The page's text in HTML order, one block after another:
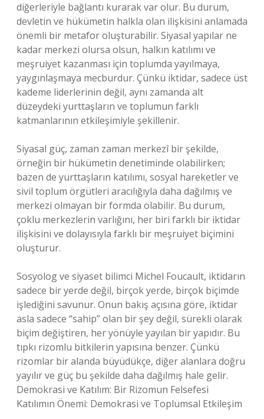
diğerleriyle bağlantı kurarak var olur. Bu durum,
devletin ve hükümetin halkla olan ilişkisini anlamada
önemli bir metafor oluşturabilir. Siyasal yapılar ne
kadar merkezi olursa olsun, halkın katılımı ve
meşruiyet kazanması için toplumda yayılmaya,
yaygınlaşmaya mecburdur. Çünkü iktidar, sadece üst
kademe liderlerinin değil, aynı zamanda alt
düzeydeki yurttaşların ve toplumun farklı
katmanlarının etkileşimiyle şekillenir.
Siyasal güç, zaman zaman merkezî bir şekilde,
örneğin bir hükümetin denetiminde olabilirken;
bazen de yurttaşların katılımı, sosyal hareketler ve
sivil toplum örgütleri aracılığıyla daha dağılmış ve
merkezi olmayan bir formda olabilir. Bu durum,
çoklu merkezlerin varlığını, her biri farklı bir iktidar
ilişkisini ve dolayısıyla farklı bir meşruiyet biçimini
oluşturur.
Sosyolog ve siyaset bilimci Michel Foucault, iktidarın
sadece bir yerde değil, birçok yerde, birçok biçimde
işlediğini savunur. Onun bakış açısına göre, iktidar
asla sadece “sahip” olan bir şey değil, sürekli olarak
biçim değiştiren, her yönüyle yayılan bir yapıdır. Bu
tıpkı rizomlu bitkilerin yapısına benzer. Çünkü
rizomlar bir alanda büyüdükçe, diğer alanlara doğru
yayılır ve güç bu şekilde daha dağılmış hale gelir.
Demokrasi ve Katılım: Bir Rizomun Felsefesi
Katılımın Önemi: Demokrasi ve Toplumsal Etkileşim